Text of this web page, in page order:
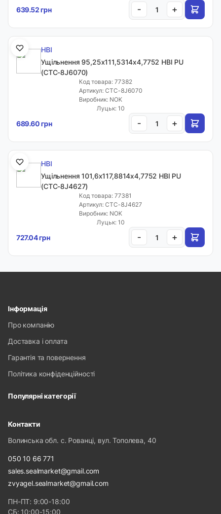
639.52 грн - +
HBI
Ущільнення 95,25х111,5314х4,7752 HBI PU
(CTC-8J6070)
Код товара: 77382
Артикул: CTC-8J6070
Виробник: NOK
Луцьк: 10
689.60 грн - +
HBI
Ущільнення 101,6х117,8814х4,7752 HBI PU
(CTC-8J4627)
Код товара: 77381
Артикул: CTC-8J4627
Виробник: NOK
Луцьк: 10
727.04 грн - +
Інформація
Про компанію
Доставка і оплата
Гарантія та повернення
Політика конфіденційності
Популярні категорії
Контакти
Волинська обл. с. Рованці, вул. Тополева, 40
050 10 66 771
sales.sealmarket@gmail.com
zvyagel.sealmarket@gmail.com
ПН-ПТ: 9:00-18:00
СБ: 10:00-15:00